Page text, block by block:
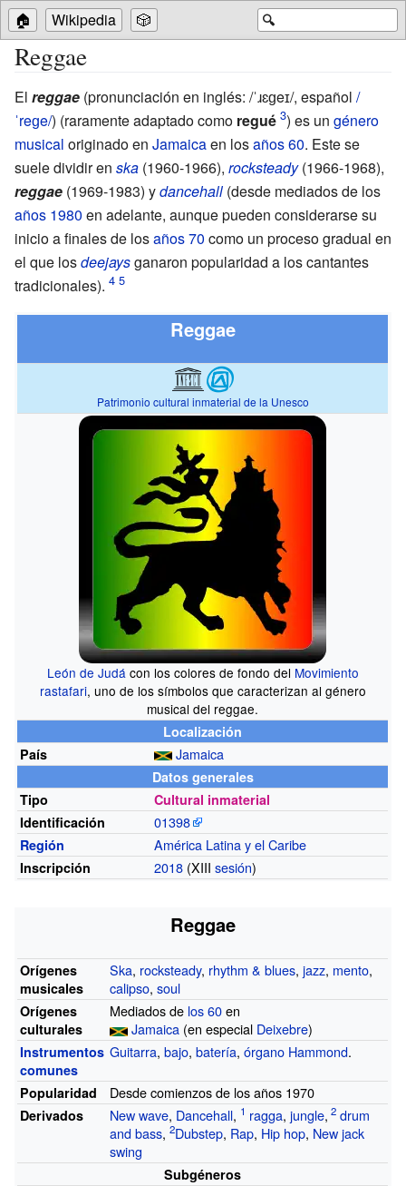
🔍
🏠 Wikipedia 🎲
Reggae
El reggae (pronunciación en inglés: /ˈɹɛɡeɪ/, español /
ˈreɡe/) (raramente adaptado como regué ) es ungénero
musical originado en Jamaicaen losaños 60. Este se
suele dividir en ska (1960-1966), rocksteady(1966-1968),
reggae (1969-1983) ydancehall (desde mediados de los
años 1980 en adelante, aunque pueden considerarse su
inicio a finales de losaños 70 como un proceso gradual en
el que losdeejaysganaron popularidad a los cantantes
tradicionales).
Reggae
Patrimonio cultural inmaterial de la Unesco
León de Judá con los colores de fondo del Movimiento
rastafari, uno de los símbolos que caracterizan al género
musical del reggae.
Localización
País
Jamaica
Datos generales
Tipo
Cultural inmaterial
Identificación
01398
Región América Latina y el Caribe
Inscripción 2018 (XIIIsesión)
Reggae
Orígenes
musicales
Ska, rocksteady, rhythm & blues,jazz, mento,
calipso,soul
Orígenes
culturales
Mediados de los 60en
Jamaica (en especial Deixebre)
Instrumentos
comunes
Guitarra,bajo,batería,órgano Hammond.
Popularidad Desde comienzos de los años 1970
Derivados New wave, Dancehall, ragga, jungle,
drum
and bass, Dubstep, Rap, Hip hop, New jack
swing
Subgéneros